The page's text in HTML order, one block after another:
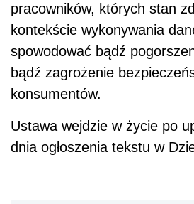
pracowników, których stan
kontekście wykonywania
spowodować bądź
bądź zagrożenie
konsumentów.
Ustawa wejdzie w życie po
dnia ogłoszenia tekstu w